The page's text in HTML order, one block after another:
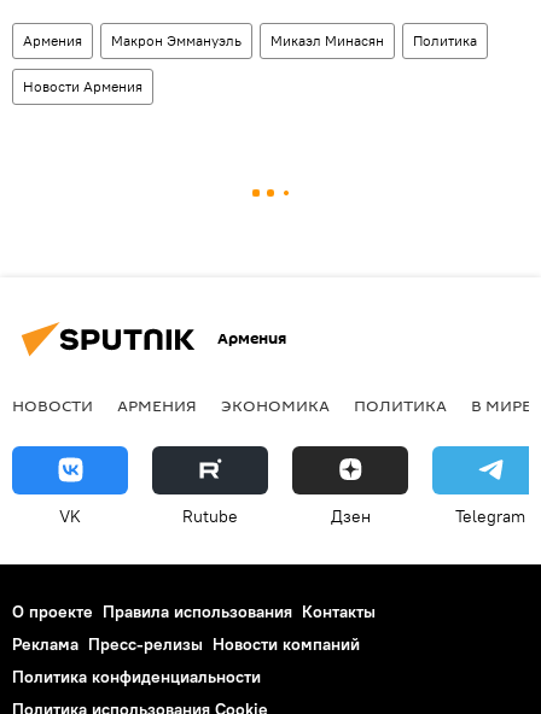
Армения Макрон Эммануэль Микаэл Минасян Политика
Новости Армения
Армения
НОВОСТИ АРМЕНИЯ ЭКОНОМИКА ПОЛИТИКА В МИРЕ
VK Rutube Дзен Telegram
О проекте Правила использования Контакты
Реклама Пресс-релизы Новости компаний
Политика конфиденциальности
Политика использования Cookie